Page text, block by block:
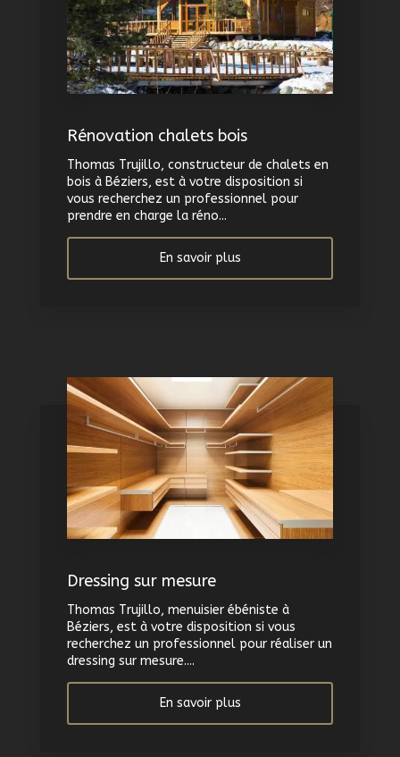
Rénovation chalets bois
Thomas Trujillo, constructeur de chalets en
bois à Béziers, est à votre disposition si
vous recherchez un professionnel pour
prendre en charge la réno...
En savoir plus
Dressing sur mesure
Thomas Trujillo, menuisier ébéniste à
Béziers, est à votre disposition si vous
recherchez un professionnel pour réaliser un
dressing sur mesure....
En savoir plus